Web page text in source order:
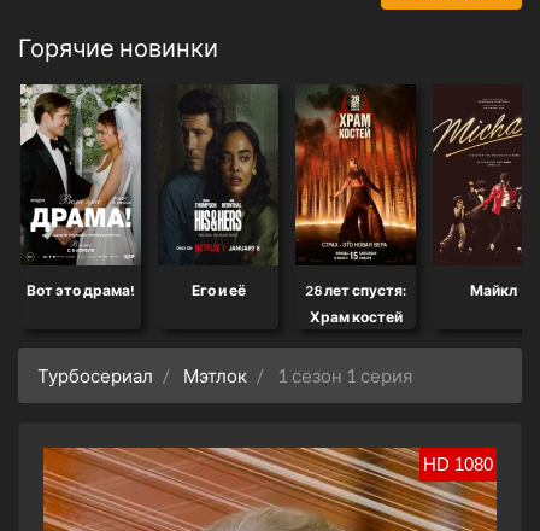
Горячие новинки
Вот это драма! Его и её
28 лет спустя:
Храм костей
Майкл
Турбосериал Мэтлок 1 сезон 1 серия
HD 1080